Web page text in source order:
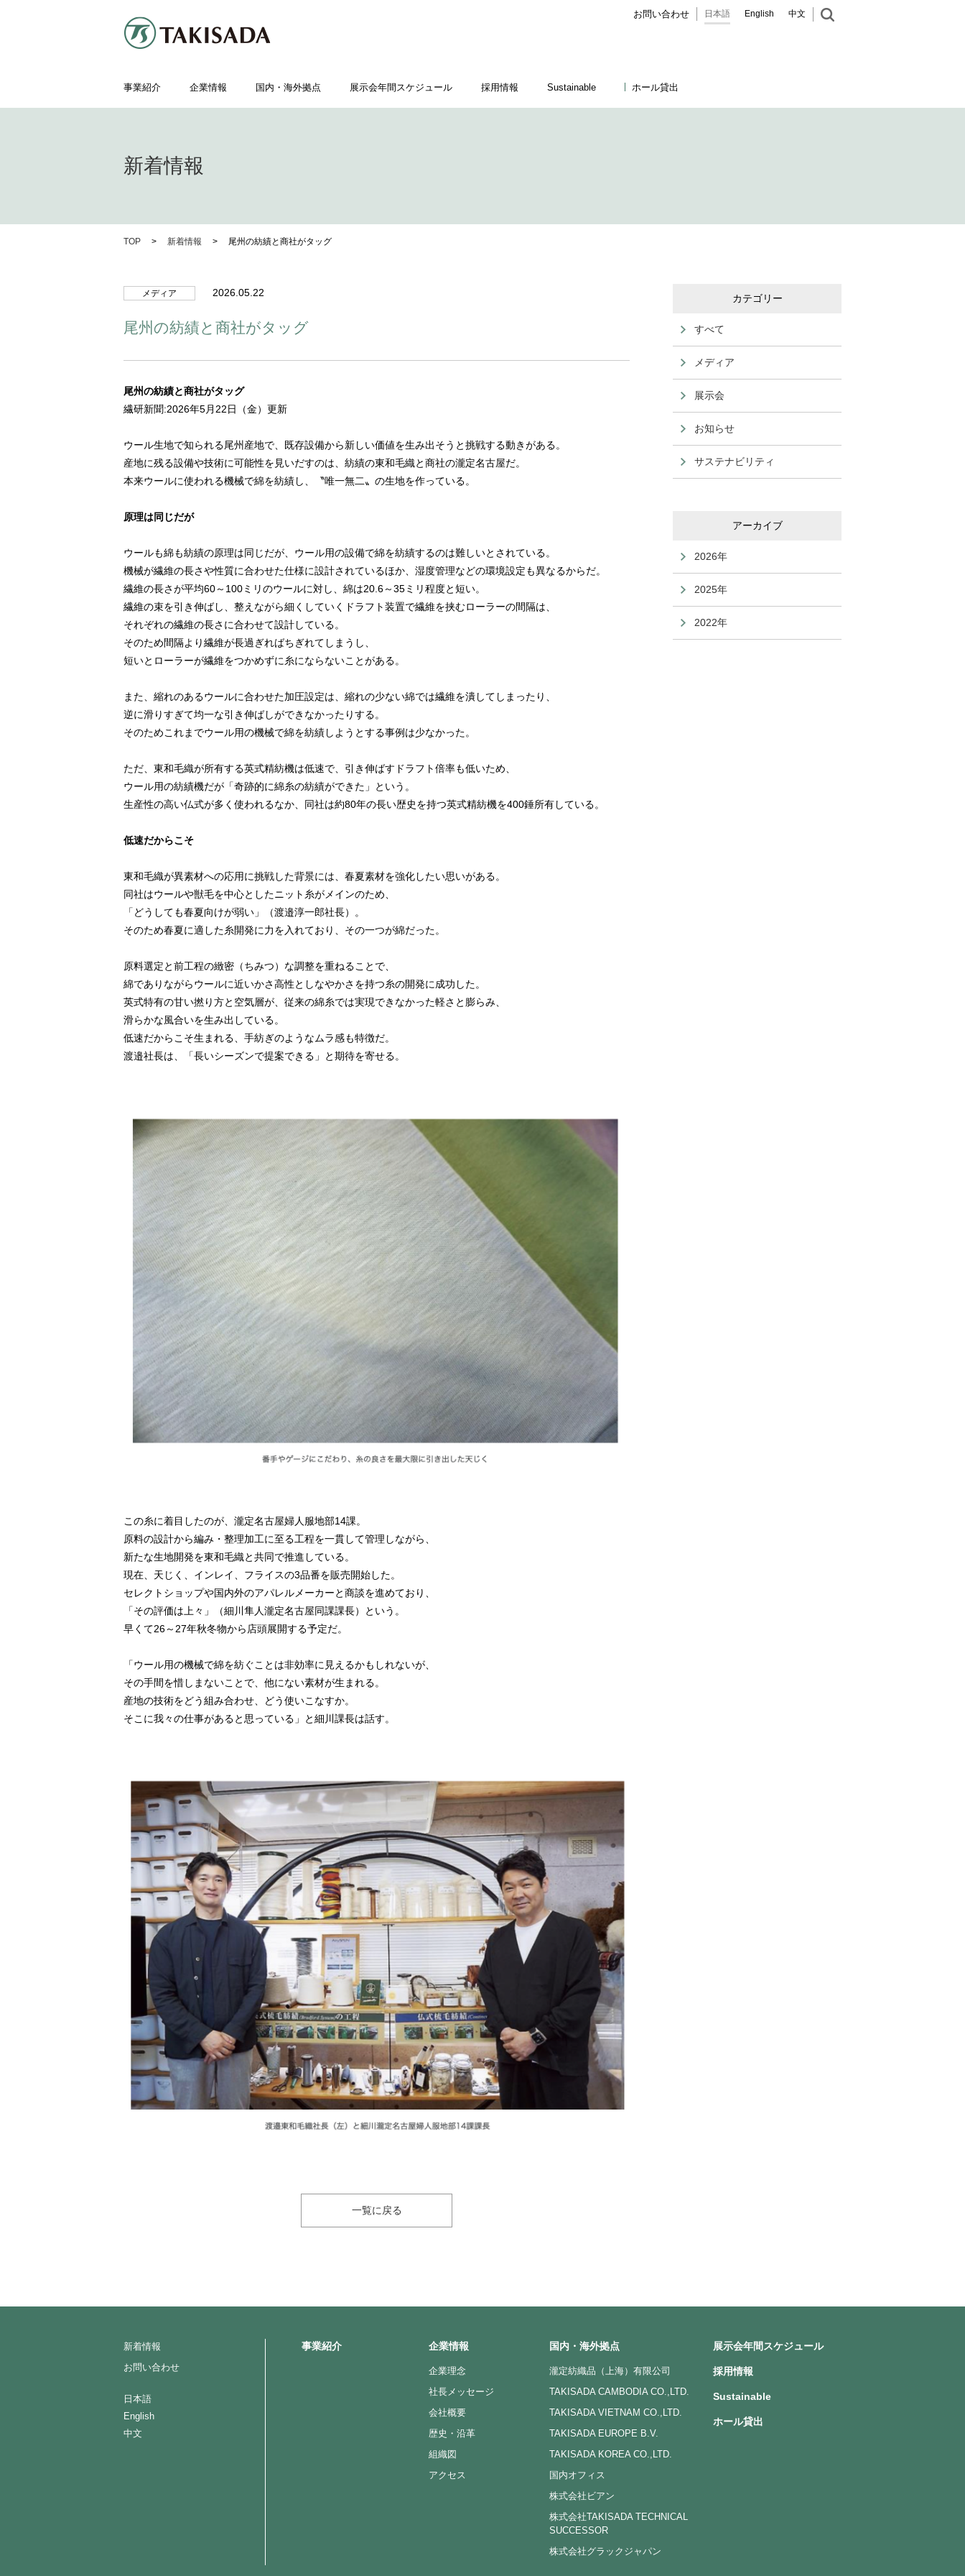
お問い合わせ 日本語 English 中文
事業紹介 企業情報 国内・海外拠点 展示会年間スケジュール 採用情報 Sustainable ホール貸出
新着情報
TOP 新着情報 尾州の紡績と商社がタッグ
メディア 2026.05.22
尾州の紡績と商社がタッグ
尾州の紡績と商社がタッグ
繊研新聞:2026年5月22日（金）更新
ウール生地で知られる尾州産地で、既存設備から新しい価値を生み出そうと挑戦する動きがある。
産地に残る設備や技術に可能性を見いだすのは、紡績の東和毛織と商社の瀧定名古屋だ。
本来ウールに使われる機械で綿を紡績し、〝唯一無二〟の生地を作っている。
原理は同じだが
ウールも綿も紡績の原理は同じだが、ウール用の設備で綿を紡績するのは難しいとされている。
機械が繊維の長さや性質に合わせた仕様に設計されているほか、湿度管理などの環境設定も異なるからだ。
繊維の長さが平均60～100ミリのウールに対し、綿は20.6～35ミリ程度と短い。
繊維の束を引き伸ばし、整えながら細くしていくドラフト装置で繊維を挟むローラーの間隔は、
それぞれの繊維の長さに合わせて設計している。
そのため間隔より繊維が長過ぎればちぎれてしまうし、
短いとローラーが繊維をつかめずに糸にならないことがある。
また、縮れのあるウールに合わせた加圧設定は、縮れの少ない綿では繊維を潰してしまったり、
逆に滑りすぎて均一な引き伸ばしができなかったりする。
そのためこれまでウール用の機械で綿を紡績しようとする事例は少なかった。
ただ、東和毛織が所有する英式精紡機は低速で、引き伸ばすドラフト倍率も低いため、
ウール用の紡績機だが「奇跡的に綿糸の紡績ができた」という。
生産性の高い仏式が多く使われるなか、同社は約80年の長い歴史を持つ英式精紡機を400錘所有している。
低速だからこそ
東和毛織が異素材への応用に挑戦した背景には、春夏素材を強化したい思いがある。
同社はウールや獣毛を中心としたニット糸がメインのため、
「どうしても春夏向けが弱い」（渡邉淳一郎社長）。
そのため春夏に適した糸開発に力を入れており、その一つが綿だった。
原料選定と前工程の緻密（ちみつ）な調整を重ねることで、
綿でありながらウールに近いかさ高性としなやかさを持つ糸の開発に成功した。
英式特有の甘い撚り方と空気層が、従来の綿糸では実現できなかった軽さと膨らみ、
滑らかな風合いを生み出している。
低速だからこそ生まれる、手紡ぎのようなムラ感も特徴だ。
渡邉社長は、「長いシーズンで提案できる」と期待を寄せる。
この糸に着目したのが、瀧定名古屋婦人服地部14課。
原料の設計から編み・整理加工に至る工程を一貫して管理しながら、
新たな生地開発を東和毛織と共同で推進している。
現在、天じく、インレイ、フライスの3品番を販売開始した。
セレクトショップや国内外のアパレルメーカーと商談を進めており、
「その評価は上々」（細川隼人瀧定名古屋同課課長）という。
早くて26～27年秋冬物から店頭展開する予定だ。
「ウール用の機械で綿を紡ぐことは非効率に見えるかもしれないが、
その手間を惜しまないことで、他にない素材が生まれる。
産地の技術をどう組み合わせ、どう使いこなすか。
そこに我々の仕事があると思っている」と細川課長は話す。
一覧に戻る
カテゴリー
すべて
メディア
展示会
お知らせ
サステナビリティ
アーカイブ
2026
2025
2022
新着情報
お問い合わせ
日本語
English
中文
事業紹介 企業情報
企業理念
社長メッセージ
会社概要
歴史・沿革
組織図
アクセス
国内・海外拠点
瀧定紡織品（上海）有限公司
TAKISADA CAMBODIA CO.,LTD.
TAKISADA VIETNAM CO.,LTD.
TAKISADA EUROPE B.V.
TAKISADA KOREA CO.,LTD.
国内オフィス
株式会社ビアン
株式会社TAKISADA TECHNICAL
SUCCESSOR
株式会社グラックジャパン
展示会年間スケジュール
採用情報
Sustainable
ホール貸出